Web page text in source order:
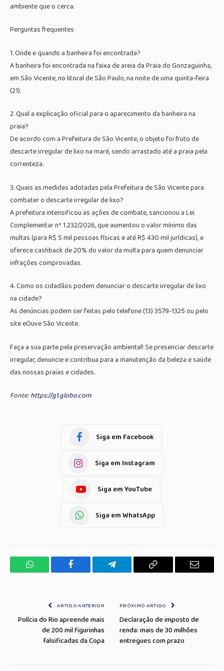
ambiente que o cerca.
Perguntas frequentes
1. Onde e quando a banheira foi encontrada?
A banheira foi encontrada na faixa de areia da Praia do Gonzaguinha,
em São Vicente, no litoral de São Paulo, na noite de uma quinta-feira
(21).
2. Qual a explicação oficial para o aparecimento da banheira na
praia?
De acordo com a Prefeitura de São Vicente, o objeto foi fruto de
descarte irregular de lixo na maré, sendo arrastado até a praia pela
correnteza.
3. Quais as medidas adotadas pela Prefeitura de São Vicente para
combater o descarte irregular de lixo?
A prefeitura intensificou as ações de combate, sancionou a Lei
Complementar nº 1.232/2026, que aumentou o valor mínimo das
multas (para R$ 5 mil pessoas físicas e até R$ 430 mil jurídicas), e
oferece cashback de 20% do valor da multa para quem denunciar
infrações comprovadas.
4. Como os cidadãos podem denunciar o descarte irregular de lixo
na cidade?
As denúncias podem ser feitas pelo telefone (13) 3579-1325 ou pelo
site eOuve São Vicente.
Faça a sua parte pela preservação ambiental! Se presenciar descarte
irregular, denuncie e contribua para a manutenção da beleza e saúde
das nossas praias e cidades.
Fonte:https://g1.globo.com
Siga em Facebook
Siga em Instagram
Siga em YouTube
Siga em WhatsApp
WhatsApp Facebook Telegrama Copiar
E-
ARTIGO ANTERIOR
Polícia do Rio apreende mais
de 200 mil figurinhas
falsificadas da Copa
PRÓXIMO ARTIGO
Declaração de imposto de
renda: mais de 30 milhões
entregues com prazo